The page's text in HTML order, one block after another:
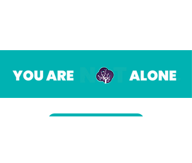
HILFE ERHALTEN